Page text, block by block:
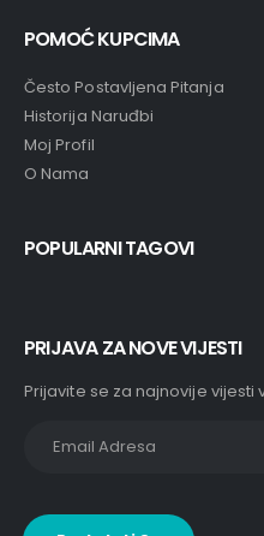
POMOĆ KUPCIMA
Često Postavljena Pitanja
Historija Naruđbi
Moj Profil
O Nama
POPULARNI TAGOVI
PRIJAVA ZA NOVE VIJESTI
Prijavite se za najnovije vijesti